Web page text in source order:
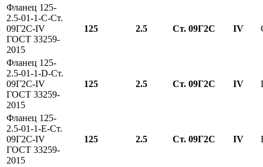
Фланец 125-
2.5-01-1-С-Ст.
09Г2С-IV
ГОСТ 33259-
2015
125 2.5 Ст. 09Г2С IV
Фланец 125-
2.5-01-1-D-Ст.
09Г2С-IV
ГОСТ 33259-
2015
125 2.5 Ст. 09Г2С IV
Фланец 125-
2.5-01-1-E-Ст.
09Г2С-IV
ГОСТ 33259-
2015
125 2.5 Ст. 09Г2С IV